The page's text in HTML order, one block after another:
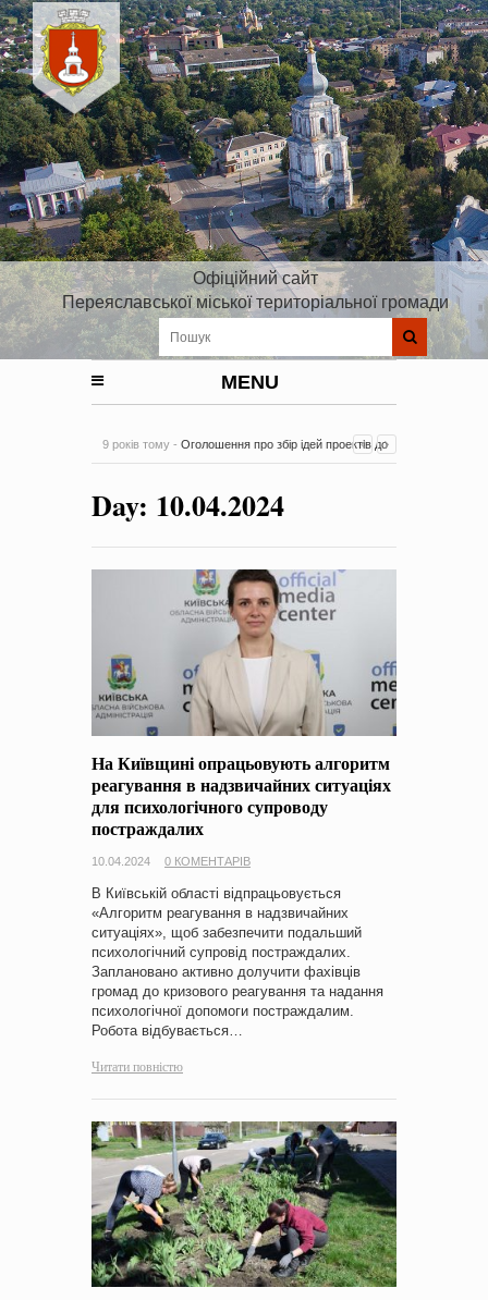
Офіційний сайт
Переяславської міської територіальної громади
MENU
9 років тому - Оголошення про збір ідей проектів до
на період 2018 – 2020 роки Оголошення про збір ідей
проектів
-0 Коментарів
Day: 10.04.2024
На Київщині опрацьовують алгоритм
реагування в надзвичайних ситуаціях
для психологічного супроводу
постраждалих
10.04.2024 0 КОМЕНТАРІВ
В Київській області відпрацьовується
«Алгоритм реагування в надзвичайних
ситуаціях», щоб забезпечити подальший
психологічний супровід постраждалих.
Заплановано активно долучити фахівців
громад до кризового реагування та надання
психологічної допомоги постраждалим.
Робота відбувається…
Читати повністю